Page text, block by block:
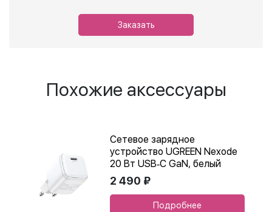
Заказать
Похожие аксессуары
Сетевое зарядное
устройство UGREEN Nexode
20 Вт USB‑C GaN, белый
2 490 ₽
Подробнее